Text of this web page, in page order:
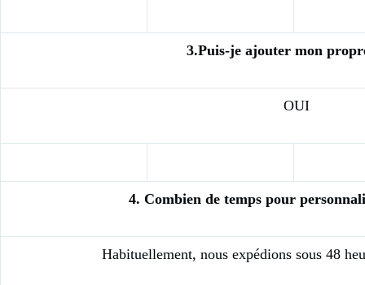
3.Puis-je ajouter mon
OUI
4. Combien de temps pour
Habituellement, nous expédions sous 48